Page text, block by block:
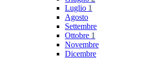
Luglio 1
Agosto
Settembre
Ottobre 1
Novembre
Dicembre